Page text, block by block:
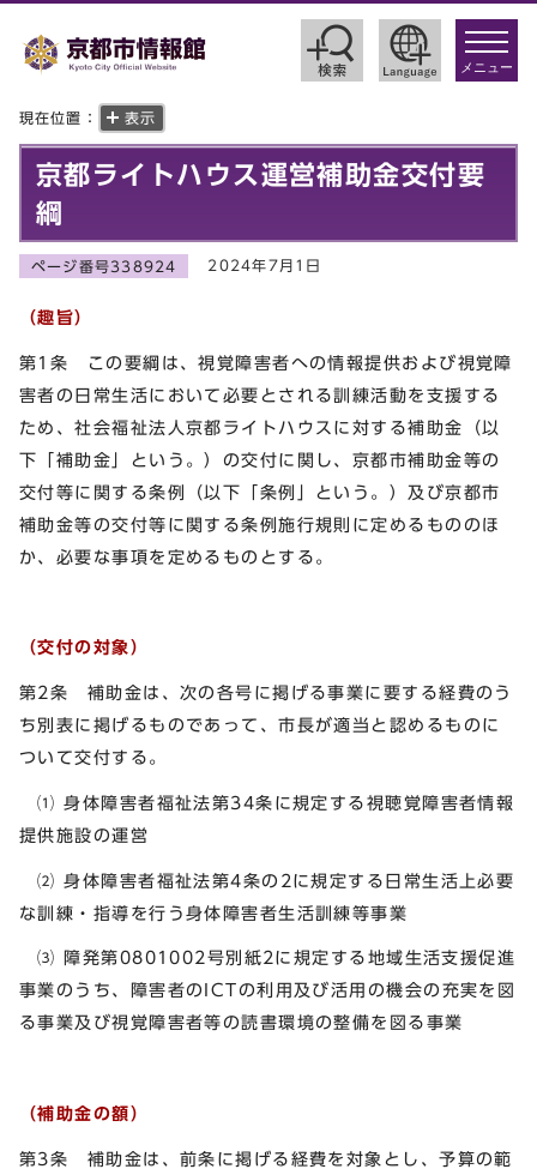
toggle
メニュー
現在位置： 表示
京都ライトハウス運営補助金交付要
綱
ページ番号338924 2024年7月1日
（趣旨）
第1条 この要綱は、視覚障害者への情報提供および視覚障
害者の日常生活において必要とされる訓練活動を支援する
ため、社会福祉法人京都ライトハウスに対する補助金（以
下「補助金」という。）の交付に関し、京都市補助金等の
交付等に関する条例（以下「条例」という。）及び京都市
補助金等の交付等に関する条例施行規則に定めるもののほ
か、必要な事項を定めるものとする。
（交付の対象）
第2条 補助金は、次の各号に掲げる事業に要する経費のう
ち別表に掲げるものであって、市長が適当と認めるものに
ついて交付する。
⑴ 身体障害者福祉法第34条に規定する視聴覚障害者情報
提供施設の運営
⑵ 身体障害者福祉法第4条の2に規定する日常生活上必要
な訓練・指導を行う身体障害者生活訓練等事業
⑶ 障発第0801002号別紙2に規定する地域生活支援促進
事業のうち、障害者のICTの利用及び活用の機会の充実を図
る事業及び視覚障害者等の読書環境の整備を図る事業
（補助金の額）
第3条 補助金は、前条に掲げる経費を対象とし、予算の範